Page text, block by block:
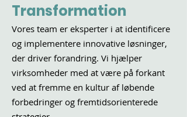
Transformation
Vores team er eksperter i at identificere
og implementere innovative løsninger,
der driver forandring. Vi hjælper
virksomheder med at være på forkant
ved at fremme en kultur af løbende
forbedringer og fremtidsorienterede